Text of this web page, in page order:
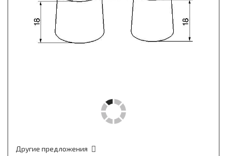
Другие предложения